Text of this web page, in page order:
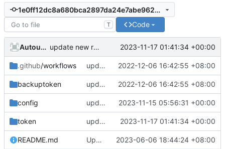
1e0ff12dc8a680bca2897da24e7abe9624696617
T Code
AutoupdateRobot update new refresh_token 2023-11-17 01:41:34 +00:00
.github/workflows update e5api 2022-12-06 16:42:55 +08:00
backuptoken update e5api 2022-12-06 16:42:55 +08:00
config update new randapi 2023-11-15 05:56:31 +00:00
token update new refresh_token 2023-11-17 01:41:34 +00:00
README.md Update README.md 2023-06-06 18:44:24 +08:00